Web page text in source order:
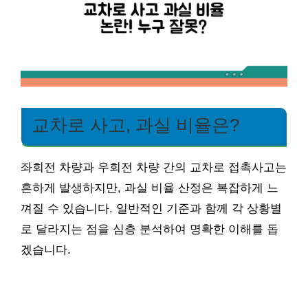
교차로 사고, 과실 비율은?
좌회전 차량과 우회전 차량 간의 교차로 접촉사고는
흔하게 발생하지만, 과실 비율 산정은 복잡하게 느
껴질 수 있습니다. 일반적인 기준과 함께 각 상황별
로 달라지는 점을 심층 분석하여 명확한 이해를 돕
겠습니다.